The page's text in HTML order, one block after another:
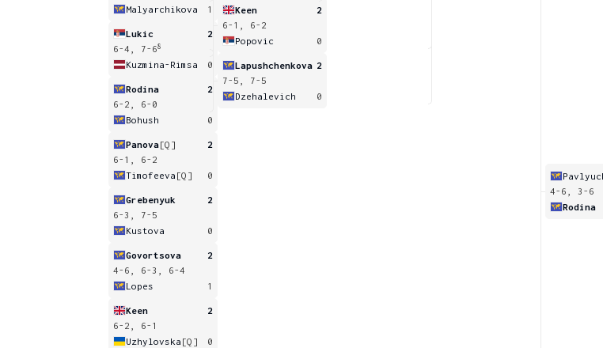
Malyarchikova
1
Lukic
2
6-4, 7-68
Kuzmina-Rimsa 0
Rodina
2
6-2, 6-0
Bohush
0
Panova[Q]
2
6-1, 6-2
Timofeeva [Q] 0
Grebenyuk
2
6-3, 7-5
Kustova
0
Govortsova
2
4-6, 6-3, 6-4
Lopes
1
Keen
2
6-2, 6-1
Uzhylovska [Q] 0
Keen
2
6-1, 6-2
Popovic
0
Lapushchenkova 2
7-5, 7-5
Dzehalevich
0
4-6, 3-6
Rodina